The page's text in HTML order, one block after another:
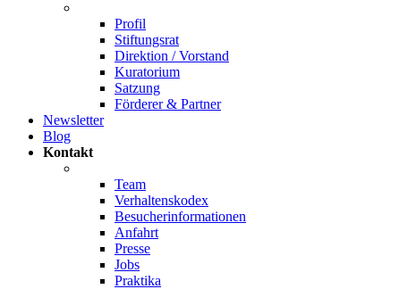
Profil
Stiftungsrat
Direktion / Vorstand
Kuratorium
Satzung
Förderer & Partner
Newsletter
Blog
Kontakt
Team
Verhaltenskodex
Besucherinformationen
Anfahrt
Presse
Jobs
Praktika